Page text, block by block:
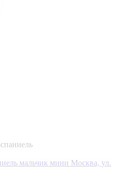
мальчик мини Москва, ул.